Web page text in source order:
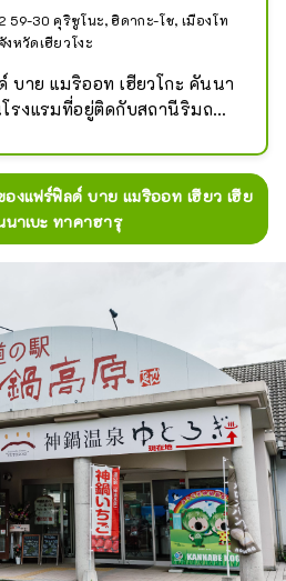
59-30 คุริซูโนะ, ฮิดากะ-โช, เมืองโท
งหวัดเฮียวโงะ
บาย แมริออท เฮียวโกะ คันนา
โรงแรมที่อยู่ติดกับสถานีริมถนน
นนาเบะเป็นที่รู้จักในฐานะ
ร์ททุกฤดูกาล ซึ่งการเก็บผักป่า
เดินป่าเป็นที่นิยมในฤดูใบไม้ผลิ
พาราไกลดิ้งและเล่นสกีบนหญ้า
และการชมใบไม้เปลี่ยนสีและ
นรับนักท่องเที่ยวจำนวนมาก
นสถานที่เล่นสกีและกีฬาฤดู
สำหรับการรับประทาน
ขกสามารถเพลิดเพลินไปกับ
ารมากมายในบริเวณโดยรอบ
งถิ่นที่มีชื่อเสียง ได้แก่ เนื้อทาจิ
ซบะบดสด และผักจากที่สูง
รงแรมของเราในเมืองฮิดากะ
สำหรับการเดินทางของคุณไป
ะ เมืองโทโยโอกะ ซึ่งมีสถานที่
และอาหารเลิศรสมากมาย เรา
องแฟร์ฟิลด์ บาย แมริออท เฮียว เฮีย
นาเบะ ทาคาฮารุ